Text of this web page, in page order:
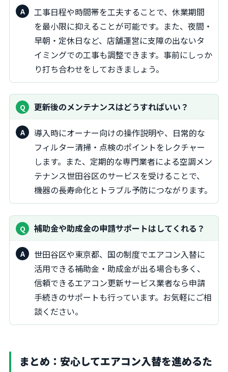
工事日程や時間帯を工夫することで、休業期間
を最小限に抑えることが可能です。また、夜間・
早朝・定休日など、店舗運営に支障の出ないタ
イミングでの工事も調整できます。事前にしっか
り打ち合わせをしておきましょう。
更新後のメンテナンスはどうすればいい？
導入時にオーナー向けの操作説明や、日常的な
フィルター清掃・点検のポイントをレクチャー
します。また、定期的な専門業者による空調メン
テナンス世田谷区のサービスを受けることで、
機器の長寿命化とトラブル予防につながります。
補助金や助成金の申請サポートはしてくれる？
世田谷区や東京都、国の制度でエアコン入替に
活用できる補助金・助成金が出る場合も多く、
信頼できるエアコン更新サービス業者なら申請
手続きのサポートも行っています。お気軽にご相
談ください。
まとめ：安心してエアコン入替を進めるた